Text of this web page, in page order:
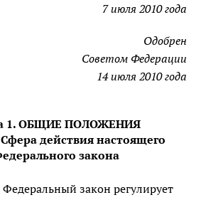
7 июля 2010 года
Одобрен
Советом Федерации
14 июля 2010 года
1. ОБЩИЕ ПОЛОЖЕНИЯ
Сфера действия настоящего
закона
закон регулирует